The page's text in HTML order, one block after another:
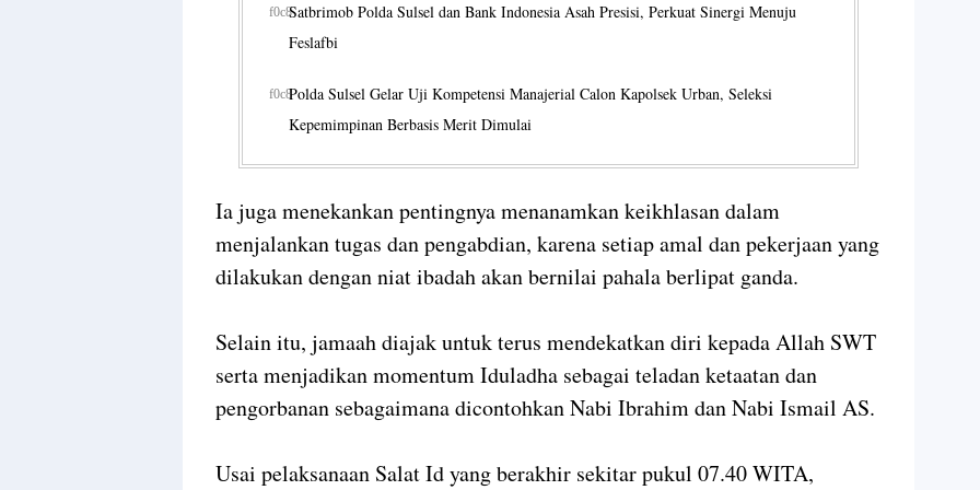
Satbrimob Polda Sulsel dan Bank Indonesia Asah Presisi, Perkuat Sinergi Menuju
Feslafbi
Polda Sulsel Gelar Uji Kompetensi Manajerial Calon Kapolsek Urban, Seleksi
Kepemimpinan Berbasis Merit Dimulai
Ia juga menekankan pentingnya menanamkan keikhlasan dalam
menjalankan tugas dan pengabdian, karena setiap amal dan pekerjaan yang
dilakukan dengan niat ibadah akan bernilai pahala berlipat ganda.
Selain itu, jamaah diajak untuk terus mendekatkan diri kepada Allah SWT
serta menjadikan momentum Iduladha sebagai teladan ketaatan dan
pengorbanan sebagaimana dicontohkan Nabi Ibrahim dan Nabi Ismail AS.
Usai pelaksanaan Salat Id yang berakhir sekitar pukul 07.40 WITA,